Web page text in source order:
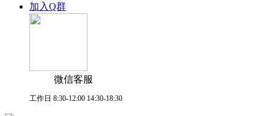
加入Q群
微信客服
工作日 8:30-12:00 14:30-18:30